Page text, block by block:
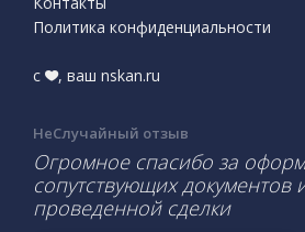
Политика конфиденциальности
с , ваш nskan.ru
НеСлучайный отзыв
Огромное спасибо за
сопутствующих документов
проведенной сделки